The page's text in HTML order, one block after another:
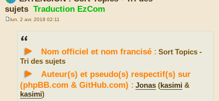
sujets Traduction EzCom
lun. 2 avr. 2018 02:11
► Nom officiel et nom francisé : Sort Topics -
Tri des sujets
►
Auteur(s) et pseudo(s) respectif(s) sur
(phpBB.com & GitHub.com) : Jonas (kasimi &
kasimi)